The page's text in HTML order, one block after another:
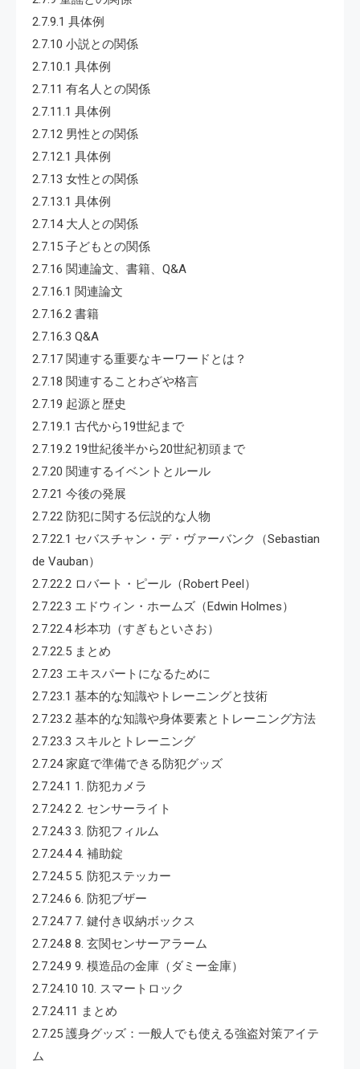
2.7.9.1 具体例
2.7.10 小説との関係
2.7.10.1 具体例
2.7.11 有名人との関係
2.7.11.1 具体例
2.7.12 男性との関係
2.7.12.1 具体例
2.7.13 女性との関係
2.7.13.1 具体例
2.7.14 大人との関係
2.7.15 子どもとの関係
2.7.16 関連論文、書籍、Q&A
2.7.16.1 関連論文
2.7.16.2 書籍
2.7.16.3 Q&A
2.7.17 関連する重要なキーワードとは？
2.7.18 関連することわざや格言
2.7.19 起源と歴史
2.7.19.1 古代から19世紀まで
2.7.19.2 19世紀後半から20世紀初頭まで
2.7.20 関連するイベントとルール
2.7.21 今後の発展
2.7.22 防犯に関する伝説的な人物
2.7.22.1 セバスチャン・デ・ヴァーバンク（Sebastian
de Vauban）
2.7.22.2 ロバート・ピール（Robert Peel）
2.7.22.3 エドウィン・ホームズ（Edwin Holmes）
2.7.22.4 杉本功（すぎもといさお）
2.7.22.5 まとめ
2.7.23 エキスパートになるために
2.7.23.1 基本的な知識やトレーニングと技術
2.7.23.2 基本的な知識や身体要素とトレーニング方法
2.7.23.3 スキルとトレーニング
2.7.24 家庭で準備できる防犯グッズ
2.7.24.1 1. 防犯カメラ
2.7.24.2 2. センサーライト
2.7.24.3 3. 防犯フィルム
2.7.24.4 4. 補助錠
2.7.24.5 5. 防犯ステッカー
2.7.24.6 6. 防犯ブザー
2.7.24.7 7. 鍵付き収納ボックス
2.7.24.8 8. 玄関センサーアラーム
2.7.24.9 9. 模造品の金庫（ダミー金庫）
2.7.24.10 10. スマートロック
2.7.24.11 まとめ
2.7.25 護身グッズ：一般人でも使える強盗対策アイテ
ム